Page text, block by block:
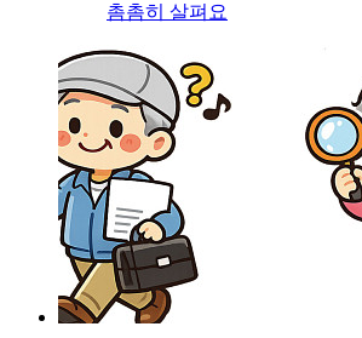
촘촘히 살펴요